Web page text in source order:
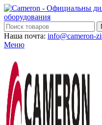
Наша почта: info@cameron-
Меню